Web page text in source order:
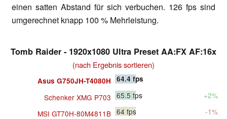
einen satten Abstand für sich verbuchen. 126 fps sind
umgerechnet knapp 100 % Mehrleistung.
Tomb Raider - 1920x1080 Ultra Preset AA:FX AF:16x
(nach Ergebnis sortieren)
Asus G750JH-T4080H 64.4 fps
Schenker XMG P703 65.5fps
+2%
MSI GT70H-80M4811B 64 fps
-1%